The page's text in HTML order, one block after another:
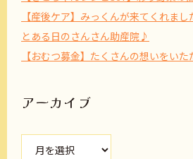
【産後ケア】みっくんが来てくれま
とある日のさんさん助産院♪
【おむつ募金】たくさんの想いをい
アーカイブ